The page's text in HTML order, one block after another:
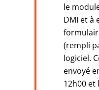
le
DMI et à
(rempli
logiciel.
envoyé
12h00 et